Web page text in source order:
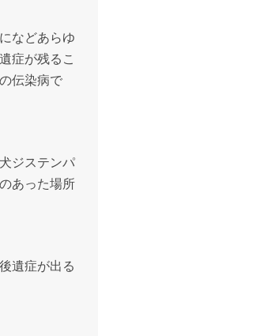
などあらゆ
症が残るこ
伝染病で
ジステンパ
あった場所
遺症が出る